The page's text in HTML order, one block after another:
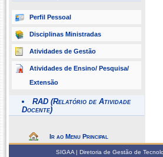
Perfil Pessoal
Disciplinas Ministradas
Atividades de Gestão
Atividades de Ensino/ Pesquisa/
Extensão
RAD (Relatório de Atividade
Docente)
Ir ao Menu Principal
SIGAA | Diretoria de Gestão de